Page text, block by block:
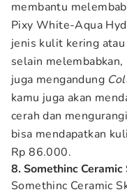
membantu
Pixy White-Aqua
jenis kulit kering
selain melembabkan,
juga mengandung
kamu juga akan
cerah dan
bisa mendapatkan
Rp 86.000.
8. Somethinc
Somethinc Ceramic